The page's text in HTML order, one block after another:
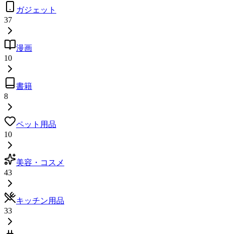
ガジェット
37
漫画
10
書籍
8
ペット用品
10
美容・コスメ
43
キッチン用品
33